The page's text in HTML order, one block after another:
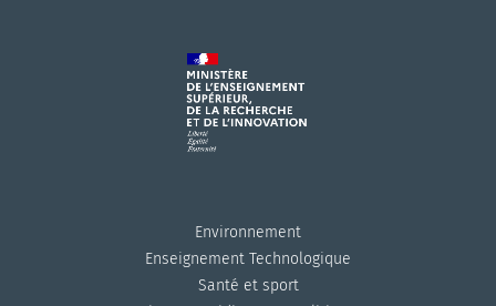
Environnement
Enseignement Technologique
Santé et sport